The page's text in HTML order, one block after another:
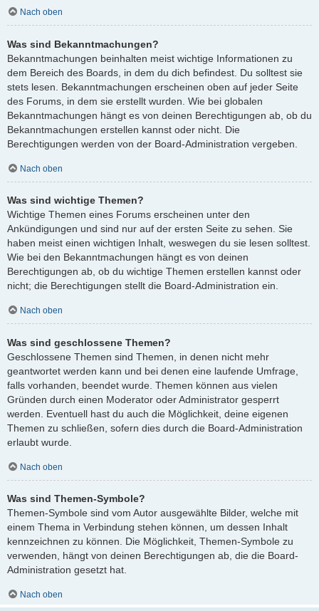
Nach oben
Was sind Bekanntmachungen?
Bekanntmachungen beinhalten meist wichtige Informationen zu
dem Bereich des Boards, in dem du dich befindest. Du solltest sie
stets lesen. Bekanntmachungen erscheinen oben auf jeder Seite
des Forums, in dem sie erstellt wurden. Wie bei globalen
Bekanntmachungen hängt es von deinen Berechtigungen ab, ob du
Bekanntmachungen erstellen kannst oder nicht. Die
Berechtigungen werden von der Board-Administration vergeben.
Nach oben
Was sind wichtige Themen?
Wichtige Themen eines Forums erscheinen unter den
Ankündigungen und sind nur auf der ersten Seite zu sehen. Sie
haben meist einen wichtigen Inhalt, weswegen du sie lesen solltest.
Wie bei den Bekanntmachungen hängt es von deinen
Berechtigungen ab, ob du wichtige Themen erstellen kannst oder
nicht; die Berechtigungen stellt die Board-Administration ein.
Nach oben
Was sind geschlossene Themen?
Geschlossene Themen sind Themen, in denen nicht mehr
geantwortet werden kann und bei denen eine laufende Umfrage,
falls vorhanden, beendet wurde. Themen können aus vielen
Gründen durch einen Moderator oder Administrator gesperrt
werden. Eventuell hast du auch die Möglichkeit, deine eigenen
Themen zu schließen, sofern dies durch die Board-Administration
erlaubt wurde.
Nach oben
Was sind Themen-Symbole?
Themen-Symbole sind vom Autor ausgewählte Bilder, welche mit
einem Thema in Verbindung stehen können, um dessen Inhalt
kennzeichnen zu können. Die Möglichkeit, Themen-Symbole zu
verwenden, hängt von deinen Berechtigungen ab, die die Board-
Administration gesetzt hat.
Nach oben